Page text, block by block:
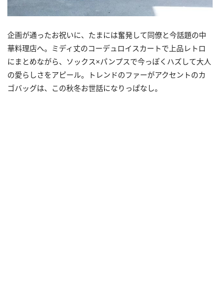
企画が通ったお祝いに、たまには奮発して同僚と今話題の中
華料理店へ。ミディ丈のコーデュロイスカートで上品レトロ
にまとめながら、ソックス×パンプスで今っぽくハズして大人
の愛らしさをアピール。トレンドのファーがアクセントのカ
ゴバッグは、この秋冬お世話になりっぱなし。